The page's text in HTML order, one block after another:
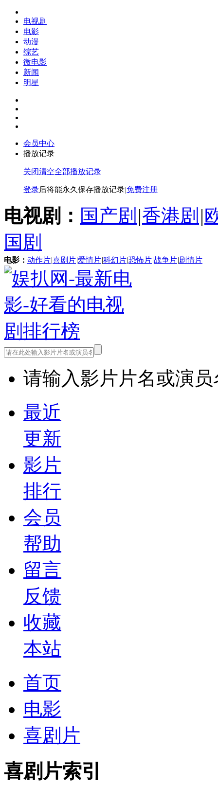
电视剧
电影
动漫
综艺
微电影
新闻
明星
会员中心
播放记录
关闭清空全部播放记录
登录后将能永久保存播放记录|免费注册
电视剧： 国产剧 |香港剧 |
国剧
电影： 动作片|喜剧片|爱情片|科幻片|恐怖片|战争片|剧情片
请输入影片片名或演
最近
更新
影片
排行
会员
帮助
留言
反馈
收藏
本站
首页
电影
喜剧片
喜剧片索引